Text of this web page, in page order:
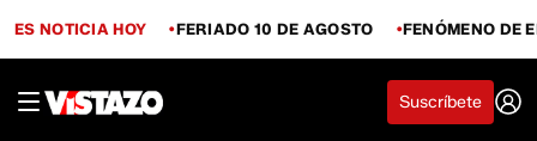
ES NOTICIA HOY FERIADO 10 DE AGOSTO FENÓMENO DE
Suscríbete